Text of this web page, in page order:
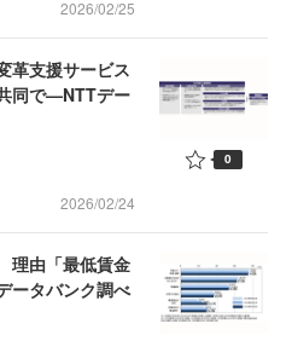
2026/02/25
革支援サービス
同で—NTTデー
2026/02/24
0
理由「最低賃金
ータバンク調べ